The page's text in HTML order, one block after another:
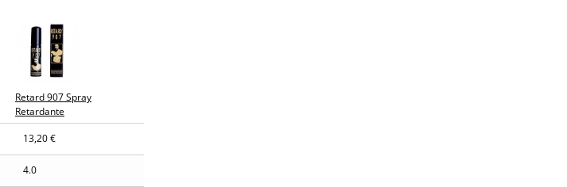
Retard 907 Spray
Retardante
13,20 €
4.0